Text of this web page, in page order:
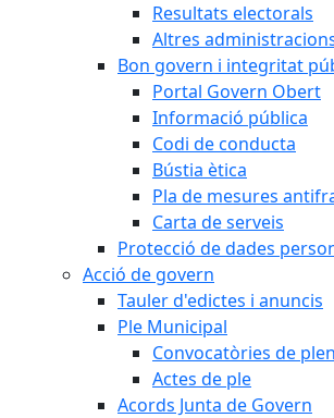
Resultats electorals
Altres
Bon govern i integritat
Portal Govern Obert
Informació pública
Codi de conducta
Bústia ètica
Pla de mesures
Carta de serveis
Protecció de dades
Acció de govern
Tauler d'edictes i anuncis
Ple Municipal
Convocatòries de
Actes de ple
Acords Junta de Govern